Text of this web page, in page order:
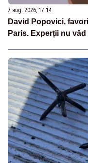
7 aug. 2026, 17:14
David Popovici,
Paris. Experții nu